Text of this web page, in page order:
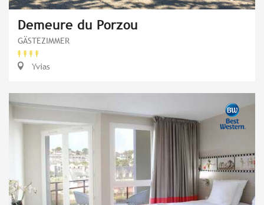
Demeure du Porzou
GÄSTEZIMMER
Yvias